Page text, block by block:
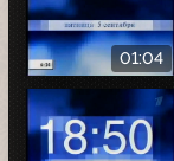
01:04